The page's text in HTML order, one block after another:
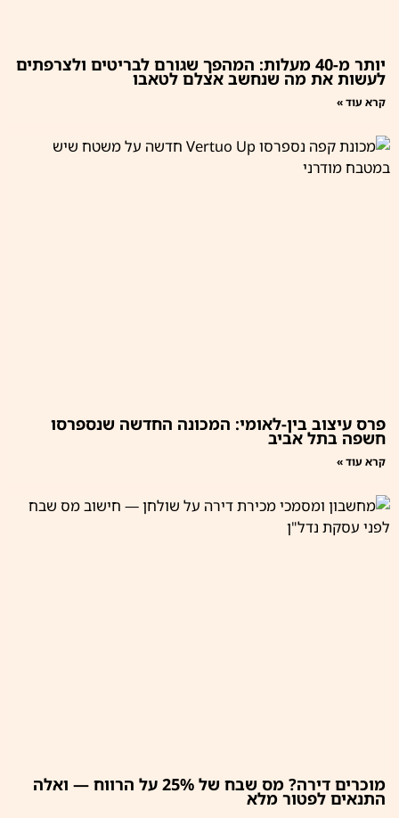
יותר מ-40 מעלות: המהפך שגורם לבריטים ולצרפתים
לעשות את מה שנחשב אצלם לטאבו
קרא עוד »
פרס עיצוב בין-לאומי: המכונה החדשה שנספרסו
חשפה בתל אביב
קרא עוד »
מוכרים דירה? מס שבח של 25% על הרווח — ואלה
התנאים לפטור מלא